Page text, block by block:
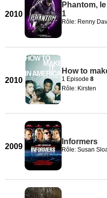
2010
Phantom,
1
Rôle: Renny
2010
How to
1 Episode 8
Rôle: Kirsten
2009
Informers
Rôle: Susan